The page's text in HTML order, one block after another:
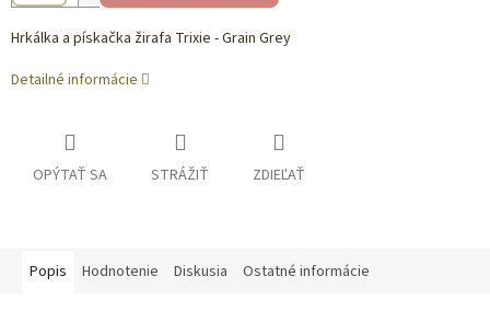
Hrkálka a pískačka žirafa Trixie - Grain Grey
Detailné informácie
OPÝTAŤ SA STRÁŽIŤ ZDIEĽAŤ
Popis Hodnotenie Diskusia Ostatné informácie